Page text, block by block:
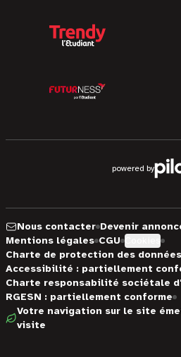
powered by
Nous contacter Devenir
Mentions légales CGU
Charte de protection des données
Accessibilité : partiellement
Charte responsabilité sociétale
RGESN : partiellement conforme
Votre navigation sur le site
visite